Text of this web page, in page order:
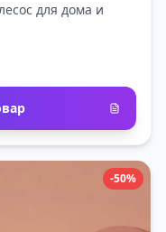
для дома и
-50%